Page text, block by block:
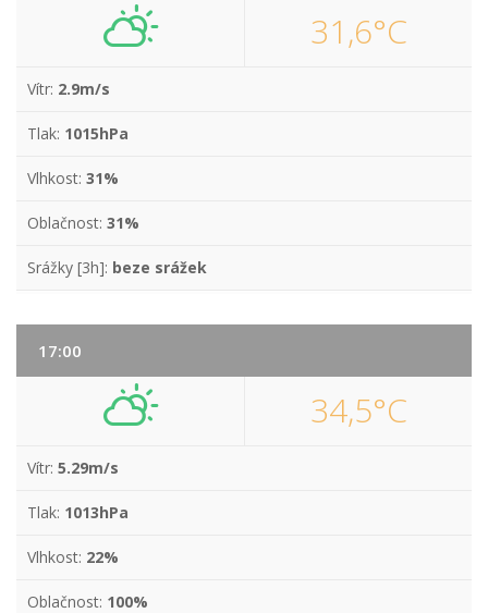
31,6°C
Vítr: 2.9m/s
Tlak: 1015hPa
Vlhkost: 31%
Oblačnost: 31%
Srážky [3h]: beze srážek
17:00
34,5°C
Vítr: 5.29m/s
Tlak: 1013hPa
Vlhkost: 22%
Oblačnost: 100%